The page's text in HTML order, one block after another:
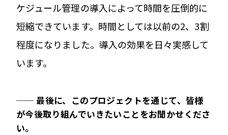
ケジュール管理の導入によって時間を圧倒的に
短縮できています。時間としては以前の2、3割
程度になりました。導入の効果を日々実感して
います。
── 最後に、このプロジェクトを通じて、皆様
が今後取り組んでいきたいことをお聞かせくださ
い。